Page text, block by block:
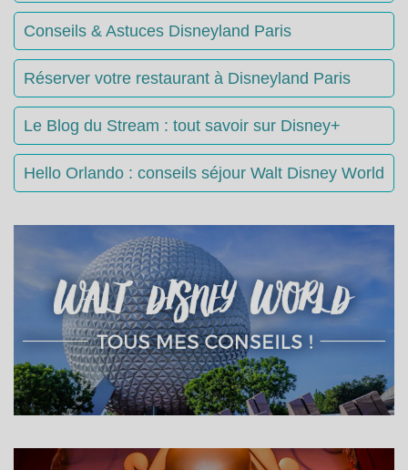
Conseils & Astuces Disneyland Paris
Réserver votre restaurant à Disneyland Paris
Le Blog du Stream : tout savoir sur Disney+
Hello Orlando : conseils séjour Walt Disney World